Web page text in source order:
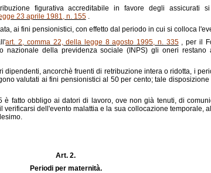
figurativa accreditabile in favore degli assicurati
23 aprile 1981, n. 155.
ai fini pensionistici, con effetto dal periodo in cui si colloca
art. 2, comma 22, della legge 8 agosto 1995, n. 335, per il
nazionale della previdenza sociale (INPS) gli oneri restano
dipendenti, ancorchè fruenti di retribuzione intera o ridotta, i
valutati ai fini pensionistici al 50 per cento; tale
è fatto obbligo ai datori di lavoro, ove non già tenuti, di
verificarsi dell'evento malattia e la sua collocazione temporale,
Art. 2.
Periodi per maternità.